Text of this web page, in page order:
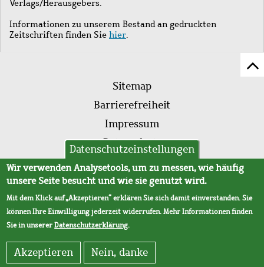
Verlags/Herausgebers.
Informationen zu unserem Bestand an gedruckten
Zeitschriften finden Sie hier.
Fußleistenmenü
Sitemap
Barrierefreiheit
Impressum
Datenschutz
AVB
Datenschutzeinstellungen
Wir verwenden Analysetools, um zu messen, wie häufig
unsere Seite besucht und wie sie genutzt wird.
Mit dem Klick auf „Akzeptieren“ erklären Sie sich damit einverstanden. Sie
können Ihre Einwilligung jederzeit widerrufen. Mehr Informationen finden
Sie in unsererDatenschutzerklärung.
Akzeptieren Nein, danke